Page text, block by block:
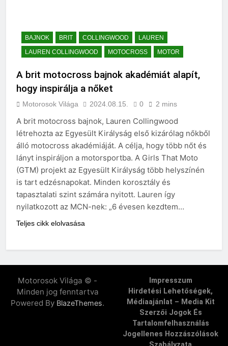
BAJNOK BRIT COLLINGWOOD
LAUREN
LAUREN COLLINGWOOD
MOTOCROSS MOTOR
A brit motocross bajnok akadémiát alapít,
hogy inspirálja a nőket
Motorosok Világa 2024.08.15. 0 2 mins
A brit motocross bajnok, Lauren Collingwood
létrehozta az Egyesült Királyság első kizárólag nőkből
álló motocross akadémiáját. A célja, hogy több nőt és
lányt inspiráljon a motorsportba. A Girls That Moto
(GTM) projekt az Egyesült Királyság több helyszínén
is tart edzésnapokat. Minden korosztály és
tapasztalati szint számára nyitott. Lauren így
nyilatkozott az MCN-nek: „6 évesen kezdtem…
Teljes cikk elolvasása
Motorosok Világa © -
Minden jog fenntartva
Powered By BlazeThemes.
Impresszum
Hirdetési Lehetőségek,
Médiaajánlat – Media Kit
Szerzői Jogok És
Tartalomfelhasználás
Jogellenes Hozzászólások